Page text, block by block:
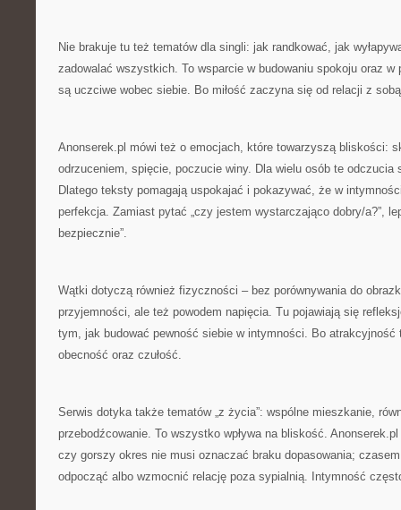
Nie brakuje tu też tematów dla singli: jak randkować, jak
zadowalać wszystkich. To wsparcie w budowaniu spokoju oraz w
są uczciwe wobec siebie. Bo miłość zaczyna się od relacji z
Anonserek.pl mówi też o emocjach, które towarzyszą bliskości:
odrzuceniem, spięcie, poczucie winy. Dla wielu osób te odczucia
Dlatego teksty pomagają uspokajać i pokazywać, że w
perfekcja. Zamiast pytać „czy jestem wystarczająco dobry/a?”,
bezpiecznie”.
Wątki dotyczą również fizyczności – bez porównywania do
przyjemności, ale też powodem napięcia. Tu pojawiają się
tym, jak budować pewność siebie w intymności. Bo
obecność oraz czułość.
Serwis dotyka także tematów „z życia”: wspólne mieszkanie,
przebodźcowanie. To wszystko wpływa na bliskość.
czy gorszy okres nie musi oznaczać braku dopasowania;
odpocząć albo wzmocnić relację poza sypialnią. Intymność